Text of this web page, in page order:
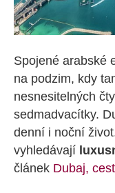
Spojené arabské
na podzim, kdy
nesnesitelných
sedmadvacítky.
denní i noční
vyhledávají
článek Dubaj,